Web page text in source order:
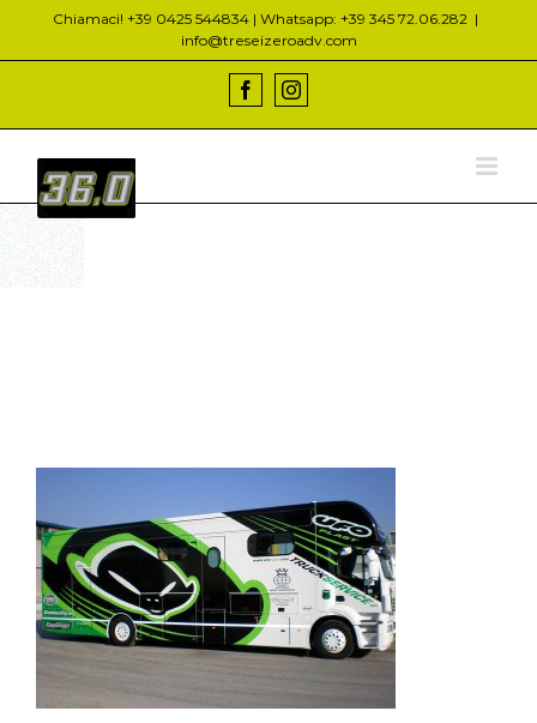
contenuto
Chiamaci! +39 0425 544834 | Whatsapp: +39 345 72.06.282 |
info@treseizeroadv.com
FacebookInstagram